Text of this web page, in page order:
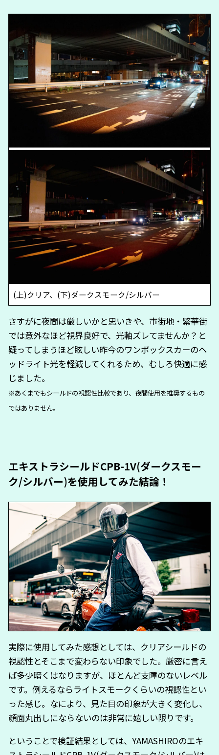
(上)クリア、(下)ダークスモーク/シルバー
さすがに夜間は厳しいかと思いきや、市街地・繁華街
では意外なほど視界良好で、光軸ズレてませんか？と
疑ってしまうほど眩しい昨今のワンボックスカーのヘ
ッドライト光を軽減してくれるため、むしろ快適に感
じました。
※あくまでもシールドの視認性比較であり、夜間使用を推奨するもの
ではありません。
エキストラシールドCPB-1V(ダークスモー
ク/シルバー)を使用してみた結論！
実際に使用してみた感想としては、クリアシールドの
視認性とそこまで変わらない印象でした。厳密に言え
ば多少暗くはなりますが、ほとんど支障のないレベル
です。例えるならライトスモークくらいの視認性とい
った感じ。なにより、見た目の印象が大きく変化し、
顔面丸出しにならないのは非常に嬉しい限りです。
ということで検証結果としては、YAMASHIROのエキ